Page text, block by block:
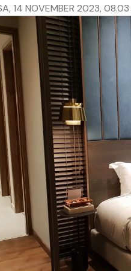
14 NOVEMBER 2023, 08.03